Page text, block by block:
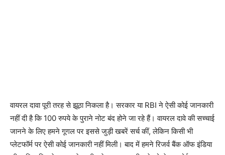
वायरल दावा पूरी तरह से झूठा निकला है। सरकार या RBI ने ऐसी कोई जानकारी
नहीं दी है कि 100 रुपये के पुराने नोट बंद होने जा रहे हैं। वायरल दावे की सच्चाई
जानने के लिए हमने गूगल पर इससे जुड़ी खबरें सर्च कीं, लेकिन किसी भी
प्लेटफॉर्म पर ऐसी कोई जानकारी नहीं मिली। बाद में हमने रिजर्व बैंक ऑफ इंडिया